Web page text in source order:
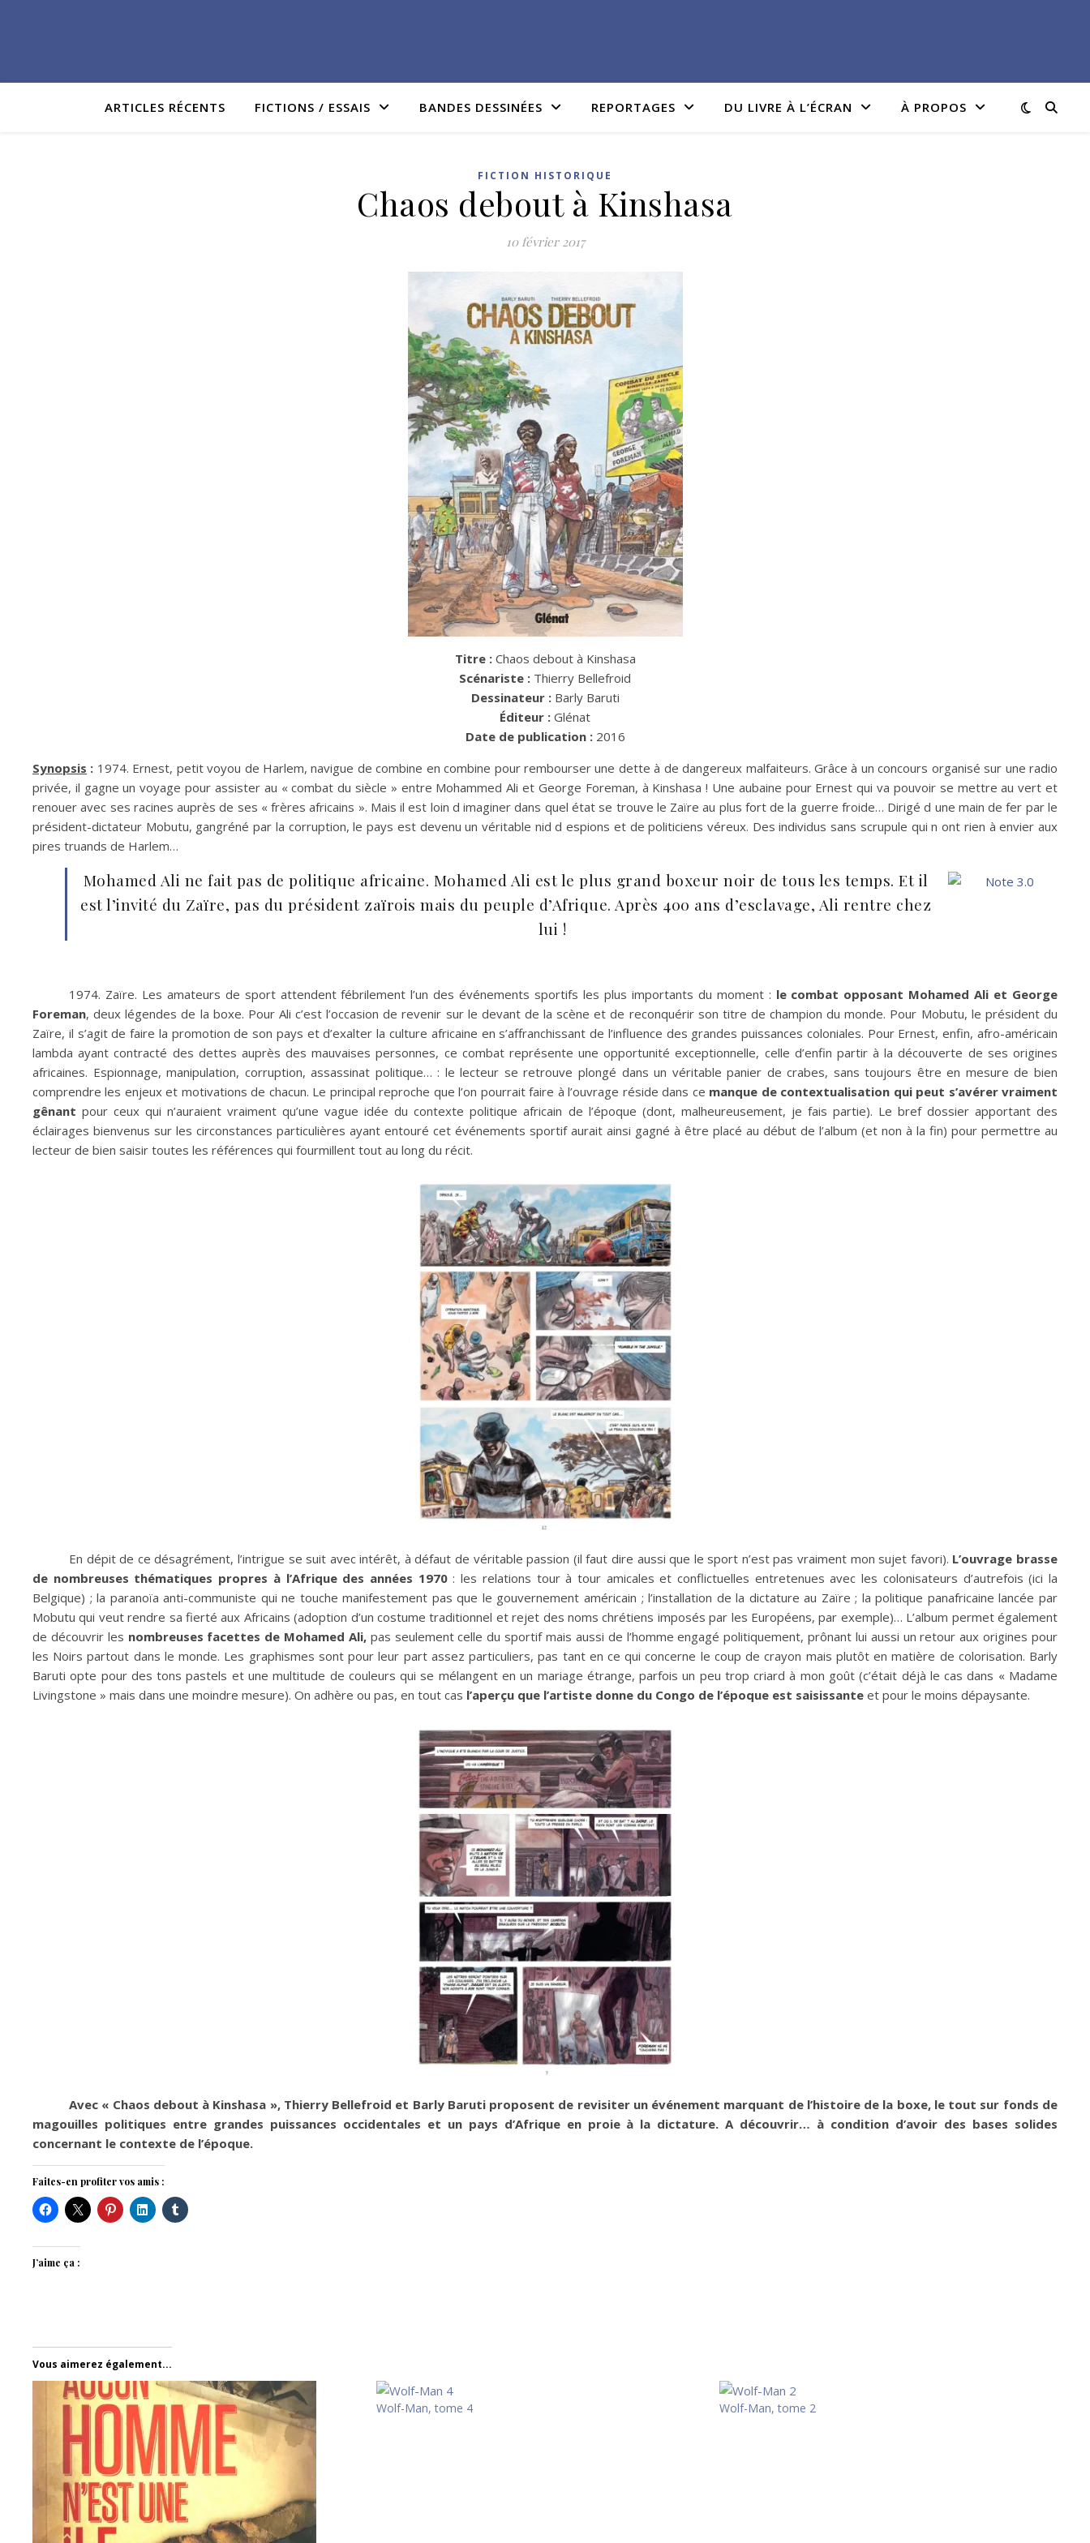
ARTICLES RÉCENTS FICTIONS / ESSAIS BANDES DESSINÉES REPORTAGES DU LIVRE À L’ÉCRAN À PROPOS
FICTION HISTORIQUE
Chaos debout à Kinshasa
10 février 2017
Titre : Chaos debout à Kinshasa
Scénariste : Thierry Bellefroid
Dessinateur : Barly Baruti
Éditeur : Glénat
Date de publication : 2016
Synopsis : 1974. Ernest, petit voyou de Harlem, navigue de combine en combine pour rembourser une dette à de dangereux malfaiteurs. Grâce à un concours organisé sur une radio
privée, il gagne un voyage pour assister au « combat du siècle » entre Mohammed Ali et George Foreman, à Kinshasa ! Une aubaine pour Ernest qui va pouvoir se mettre au vert et
renouer avec ses racines auprès de ses « frères africains ». Mais il est loin d imaginer dans quel état se trouve le Zaïre au plus fort de la guerre froide… Dirigé d une main de fer par le
président-dictateur Mobutu, gangréné par la corruption, le pays est devenu un véritable nid d espions et de politiciens véreux. Des individus sans scrupule qui n ont rien à envier aux
pires truands de Harlem…
Mohamed Ali ne fait pas de politique africaine. Mohamed Ali est le plus grand boxeur noir de tous les temps. Et il
est l’invité du Zaïre, pas du président zaïrois mais du peuple d’Afrique. Après 400 ans d’esclavage, Ali rentre chez
lui !
1974. Zaïre. Les amateurs de sport attendent fébrilement l’un des événements sportifs les plus importants du moment : le combat opposant Mohamed Ali et George
Foreman, deux légendes de la boxe. Pour Ali c’est l’occasion de revenir sur le devant de la scène et de reconquérir son titre de champion du monde. Pour Mobutu, le président du
Zaïre, il s’agit de faire la promotion de son pays et d’exalter la culture africaine en s’affranchissant de l’influence des grandes puissances coloniales. Pour Ernest, enfin, afro-américain
lambda ayant contracté des dettes auprès des mauvaises personnes, ce combat représente une opportunité exceptionnelle, celle d’enfin partir à la découverte de ses origines
africaines. Espionnage, manipulation, corruption, assassinat politique… : le lecteur se retrouve plongé dans un véritable panier de crabes, sans toujours être en mesure de bien
comprendre les enjeux et motivations de chacun. Le principal reproche que l’on pourrait faire à l’ouvrage réside dans ce manque de contextualisation qui peut s’avérer vraiment
gênant pour ceux qui n’auraient vraiment qu’une vague idée du contexte politique africain de l’époque (dont, malheureusement, je fais partie). Le bref dossier apportant des
éclairages bienvenus sur les circonstances particulières ayant entouré cet événements sportif aurait ainsi gagné à être placé au début de l’album (et non à la fin) pour permettre au
lecteur de bien saisir toutes les références qui fourmillent tout au long du récit.
En dépit de ce désagrément, l’intrigue se suit avec intérêt, à défaut de véritable passion (il faut dire aussi que le sport n’est pas vraiment mon sujet favori). L’ouvrage brasse
de nombreuses thématiques propres à l’Afrique des années 1970: les relations tour à tour amicales et conflictuelles entretenues avec les colonisateurs d’autrefois (ici la
Belgique) ; la paranoïa anti-communiste qui ne touche manifestement pas que le gouvernement américain ; l’installation de la dictature au Zaïre ; la politique panafricaine lancée par
Mobutu qui veut rendre sa fierté aux Africains (adoption d’un costume traditionnel et rejet des noms chrétiens imposés par les Européens, par exemple)… L’album permet également
de découvrir les nombreuses facettes de Mohamed Ali,pas seulement celle du sportif mais aussi de l’homme engagé politiquement, prônant lui aussi un retour aux origines pour
les Noirs partout dans le monde. Les graphismes sont pour leur part assez particuliers, pas tant en ce qui concerne le coup de crayon mais plutôt en matière de colorisation. Barly
Baruti opte pour des tons pastels et une multitude de couleurs qui se mélangent en un mariage étrange, parfois un peu trop criard à mon goût (c’était déjà le cas dans « Madame
Livingstone » mais dans une moindre mesure). On adhère ou pas, en tout cas l’aperçu que l’artiste donne du Congo de l’époque est saisissante et pour le moins dépaysante.
Avec « Chaos debout à Kinshasa », Thierry Bellefroid et Barly Baruti proposent de revisiter un événement marquant de l’histoire de la boxe, le tout sur fonds de
magouilles politiques entre grandes puissances occidentales et un pays d’Afrique en proie à la dictature. A découvrir… à condition d’avoir des bases solides
concernant le contexte de l’époque.
Faites-en profiter vos amis :
J’aime ça :
Vous aimerez également...
Wolf-Man, tome 4 Wolf-Man, tome 2